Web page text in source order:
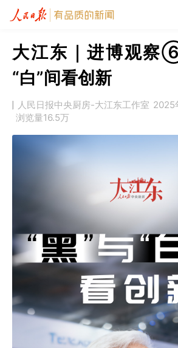
大江东｜进博观察
“白”间看创新
人民日报中央厨房-大江东工作室 2025
浏览量16.5万